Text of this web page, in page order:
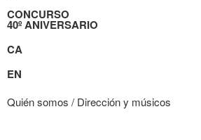
CONCURSO
40º ANIVERSARIO
CA
EN
Quién somos / Dirección y músicos